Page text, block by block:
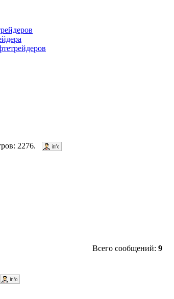
2276.
Всего сообщений: 9